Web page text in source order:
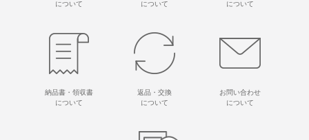
について
について
について
納品書・領収書
について
返品・交換
について
お問い合わせ
について